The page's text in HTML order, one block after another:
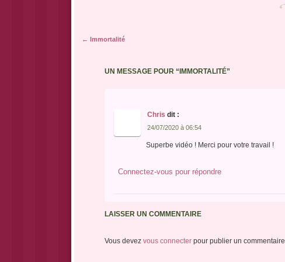
Navigation des articles
← Immortalité
UN MESSAGE POUR “ IMMORTALITÉ”
Chris dit :
24/07/2020 à 06:54
Superbe vidéo ! Merci pour votre travail !
Connectez-vous pour répondre
LAISSER UN COMMENTAIRE
Vous devez vous connecter pour publier un commentaire.